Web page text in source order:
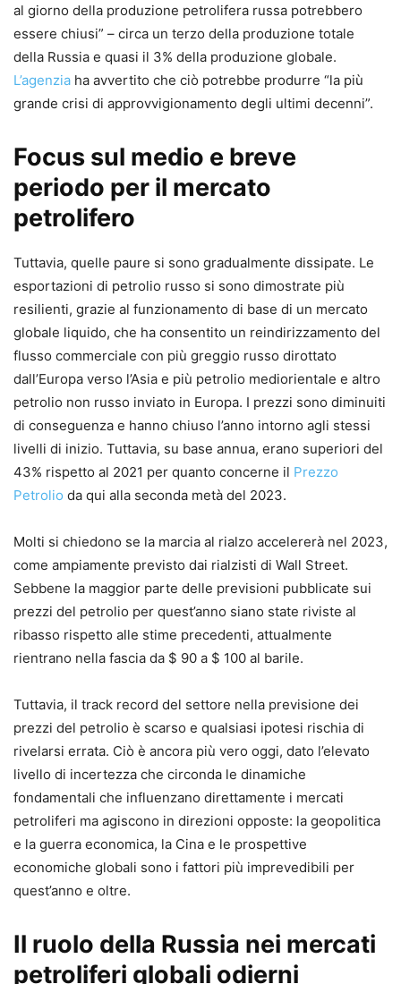
al giorno della produzione petrolifera russa potrebbero
essere chiusi” – circa un terzo della produzione totale
della Russia e quasi il 3% della produzione globale.
L’agenzia ha avvertito che ciò potrebbe produrre “la più
grande crisi di approvvigionamento degli ultimi decenni”.
Focus sul medio e breve
periodo per il mercato
petrolifero
Tuttavia, quelle paure si sono gradualmente dissipate. Le
esportazioni di petrolio russo si sono dimostrate più
resilienti, grazie al funzionamento di base di un mercato
globale liquido, che ha consentito un reindirizzamento del
flusso commerciale con più greggio russo dirottato
dall’Europa verso l’Asia e più petrolio mediorientale e altro
petrolio non russo inviato in Europa. I prezzi sono diminuiti
di conseguenza e hanno chiuso l’anno intorno agli stessi
livelli di inizio. Tuttavia, su base annua, erano superiori del
43% rispetto al 2021 per quanto concerne il Prezzo
Petrolio da qui alla seconda metà del 2023.
Molti si chiedono se la marcia al rialzo accelererà nel 2023,
come ampiamente previsto dai rialzisti di Wall Street.
Sebbene la maggior parte delle previsioni pubblicate sui
prezzi del petrolio per quest’anno siano state riviste al
ribasso rispetto alle stime precedenti, attualmente
rientrano nella fascia da $ 90 a $ 100 al barile.
Tuttavia, il track record del settore nella previsione dei
prezzi del petrolio è scarso e qualsiasi ipotesi rischia di
rivelarsi errata. Ciò è ancora più vero oggi, dato l’elevato
livello di incertezza che circonda le dinamiche
fondamentali che influenzano direttamente i mercati
petroliferi ma agiscono in direzioni opposte: la geopolitica
e la guerra economica, la Cina e le prospettive
economiche globali sono i fattori più imprevedibili per
quest’anno e oltre.
Il ruolo della Russia nei mercati
petroliferi globali odierni